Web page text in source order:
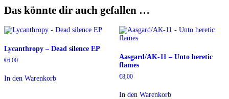
Das könnte dir auch gefallen …
Lycanthropy – Dead silence EP
€6,00
In den Warenkorb
Aasgard/AK-11 – Unto heretic
flames
€8,00
In den Warenkorb